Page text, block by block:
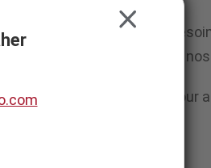
les outils dont ils ont
le temps d'évaluer
les chapitres ci-dessous pour
CLOSE